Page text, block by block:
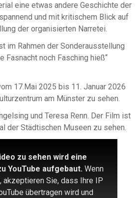
eine etwas andere Geschichte der
und mit kritischem Blick auf
der organisierten Narretei.
im Rahmen der Sonderausstellung
Fasnacht noch Fasching hieß“
17.Mai 2025 bis 11. Januar 2026
am Münster zu sehen.
und Teresa Renn. Der Film ist
der Städtischen Museen zu sehen.
zu sehen wird eine
YouTube aufgebaut. Wenn
akzeptieren Sie, dass Ihre IP
übertragen wird und